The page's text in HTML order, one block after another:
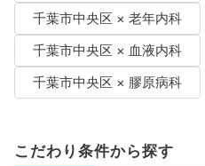
千葉市中央区 × 老年内科
千葉市中央区 × 血液内科
千葉市中央区 × 膠原病科
こだわり条件から探す